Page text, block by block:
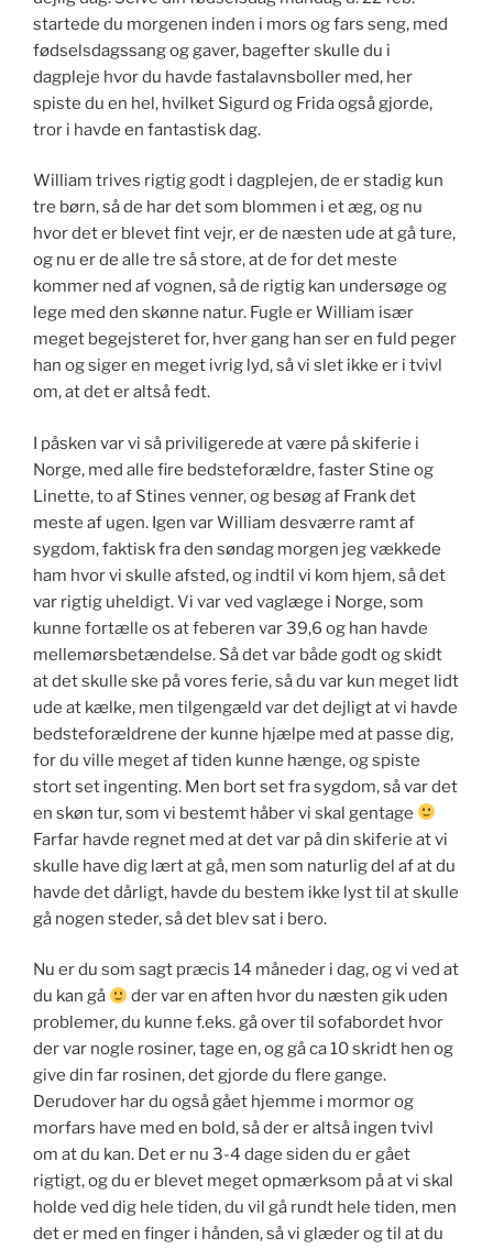
startede du morgenen inden i mors og fars seng, med
fødselsdagssang og gaver, bagefter skulle du i
dagpleje hvor du havde fastalavnsboller med, her
spiste du en hel, hvilket Sigurd og Frida også gjorde,
tror i havde en fantastisk dag.
William trives rigtig godt i dagplejen, de er stadig kun
tre børn, så de har det som blommen i et æg, og nu
hvor det er blevet fint vejr, er de næsten ude at gå ture,
og nu er de alle tre så store, at de for det meste
kommer ned af vognen, så de rigtig kan undersøge og
lege med den skønne natur. Fugle er William især
meget begejsteret for, hver gang han ser en fuld peger
han og siger en meget ivrig lyd, så vi slet ikke er i tvivl
om, at det er altså fedt.
I påsken var vi så priviligerede at være på skiferie i
Norge, med alle fire bedsteforældre, faster Stine og
Linette, to af Stines venner, og besøg af Frank det
meste af ugen. Igen var William desværre ramt af
sygdom, faktisk fra den søndag morgen jeg vækkede
ham hvor vi skulle afsted, og indtil vi kom hjem, så det
var rigtig uheldigt. Vi var ved vaglæge i Norge, som
kunne fortælle os at feberen var 39,6 og han havde
mellemørsbetændelse. Så det var både godt og skidt
at det skulle ske på vores ferie, så du var kun meget lidt
ude at kælke, men tilgengæld var det dejligt at vi havde
bedsteforældrene der kunne hjælpe med at passe dig,
for du ville meget af tiden kunne hænge, og spiste
stort set ingenting. Men bort set fra sygdom, så var det
en skøn tur, som vi bestemt håber vi skal gentage
Farfar havde regnet med at det var på din skiferie at vi
skulle have dig lært at gå, men som naturlig del af at du
havde det dårligt, havde du bestem ikke lyst til at skulle
gå nogen steder, så det blev sat i bero.
Nu er du som sagt præcis 14 måneder i dag, og vi ved at
du kan gå
der var en aften hvor du næsten gik uden
problemer, du kunne f.eks. gå over til sofabordet hvor
der var nogle rosiner, tage en, og gå ca 10 skridt hen og
give din far rosinen, det gjorde du flere gange.
Derudover har du også gået hjemme i mormor og
morfars have med en bold, så der er altså ingen tvivl
om at du kan. Det er nu 3-4 dage siden du er gået
rigtigt, og du er blevet meget opmærksom på at vi skal
holde ved dig hele tiden, du vil gå rundt hele tiden, men
det er med en finger i hånden, så vi glæder og til at du